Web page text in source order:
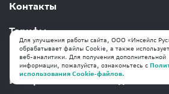
Контакты
Тарифы
Переезд на inSales
Интернет-магазин «под ключ»
Для улучшения работы сайта, ООО «Инсейлс
обрабатывает файлы Cookie, а также
веб-аналитики. Для получения дополнительной
информации, пожалуйста, ознакомьтесь с
использования Cookie-файлов.